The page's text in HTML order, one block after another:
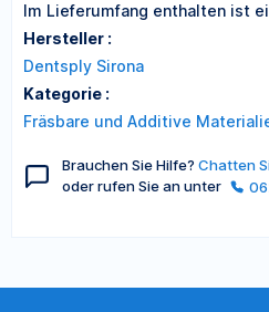
Im Lieferumfang enthalten ist
Hersteller :
Dentsply Sirona
Kategorie :
Fräsbare und Additive
Brauchen Sie Hilfe? Chatten
oder rufen Sie an unter